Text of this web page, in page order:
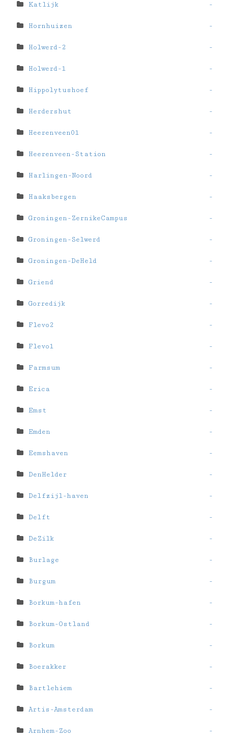
Katlijk -
Hornhuizen -
Holwerd-2 -
Holwerd-1 -
Hippolytushoef -
Herdershut -
Heerenveen01 -
Heerenveen-Station -
Harlingen-Noord -
Haaksbergen -
Groningen-ZernikeCampus -
Groningen-Selwerd -
Groningen-DeHeld -
Griend -
Gorredijk -
Flevo2 -
Flevo1 -
Farmsum -
Erica -
Emst -
Emden -
Eemshaven -
DenHelder -
Delfzijl-haven -
Delft -
DeZilk -
Burlage -
Burgum -
Borkum-hafen -
Borkum-Ostland -
Borkum -
Boerakker -
Bartlehiem -
Artis-Amsterdam -
Arnhem-Zoo -